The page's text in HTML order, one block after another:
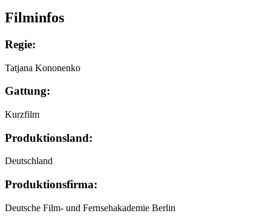
Filminfos
Regie:
Tatjana Kononenko
Gattung:
Kurzfilm
Produktionsland:
Deutschland
Produktionsfirma:
Deutsche Film- und Fernsehakademie Berlin